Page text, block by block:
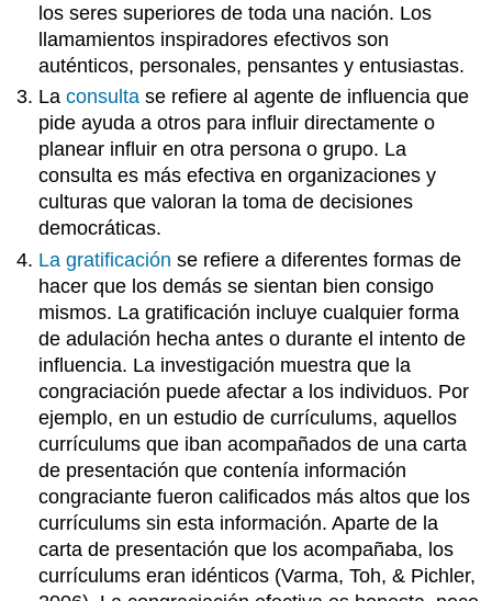
los seres superiores de toda una nación. Los
llamamientos inspiradores efectivos son
auténticos, personales, pensantes y entusiastas.
Laconsulta se refiere al agente de influencia que
pide ayuda a otros para influir directamente o
planear influir en otra persona o grupo. La
consulta es más efectiva en organizaciones y
culturas que valoran la toma de decisiones
democráticas.
La gratificación se refiere a diferentes formas de
hacer que los demás se sientan bien consigo
mismos. La gratificación incluye cualquier forma
de adulación hecha antes o durante el intento de
influencia. La investigación muestra que la
congraciación puede afectar a los individuos. Por
ejemplo, en un estudio de currículums, aquellos
currículums que iban acompañados de una carta
de presentación que contenía información
congraciante fueron calificados más altos que los
currículums sin esta información. Aparte de la
carta de presentación que los acompañaba, los
currículums eran idénticos (Varma, Toh, & Pichler,